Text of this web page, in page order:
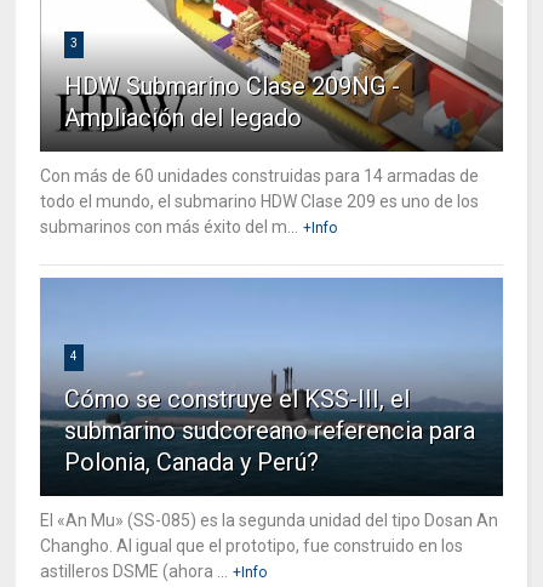
3
HDW Submarino Clase 209NG -
Ampliación del legado
Con más de 60 unidades construidas para 14 armadas de
todo el mundo, el submarino HDW Clase 209 es uno de los
submarinos con más éxito del m...
+Info
4
Cómo se construye el KSS-III, el
submarino sudcoreano referencia para
Polonia, Canada y Perú?
El «An Mu» (SS-085) es la segunda unidad del tipo Dosan An
Changho. Al igual que el prototipo, fue construido en los
astilleros DSME (ahora ...
+Info